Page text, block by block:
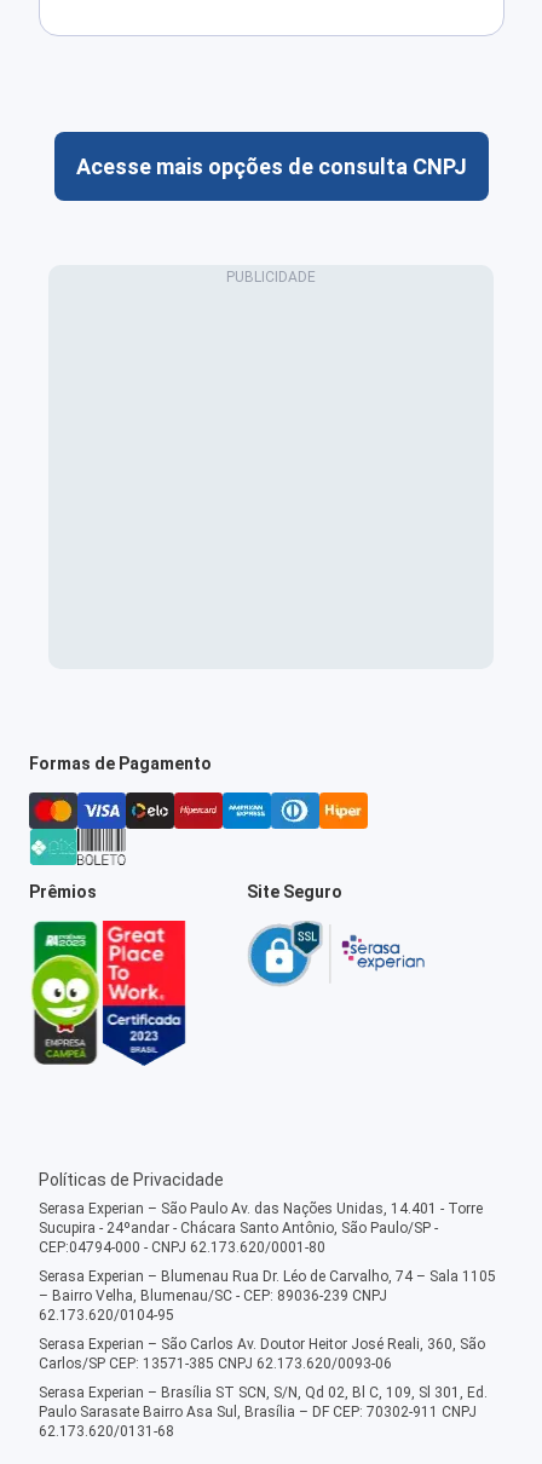
Acesse mais opções de consulta CNPJ
Formas de Pagamento
Prêmios Site Seguro
Políticas de Privacidade
Serasa Experian – São Paulo Av. das Nações Unidas, 14.401 - Torre
Sucupira - 24ºandar - Chácara Santo Antônio, São Paulo/SP -
CEP:04794-000 - CNPJ 62.173.620/0001-80
Serasa Experian – Blumenau Rua Dr. Léo de Carvalho, 74 – Sala 1105
– Bairro Velha, Blumenau/SC - CEP: 89036-239 CNPJ
62.173.620/0104-95
Serasa Experian – São Carlos Av. Doutor Heitor José Reali, 360, São
Carlos/SP CEP: 13571-385 CNPJ 62.173.620/0093-06
Serasa Experian – Brasília ST SCN, S/N, Qd 02, Bl C, 109, Sl 301, Ed.
Paulo Sarasate Bairro Asa Sul, Brasília – DF CEP: 70302-911 CNPJ
62.173.620/0131-68